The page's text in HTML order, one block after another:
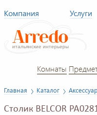
Компания Услуги
Комнаты
Главная Каталог
Столик BELCOR